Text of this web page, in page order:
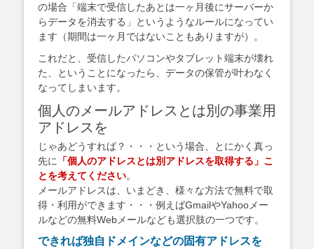
の場合「端末で受信したあとは一ヶ月後にサーバーか
らデータを消去する」というようなルールになってい
ます（期間は一ヶ月ではないこともありますが）。
これだと、受信したパソコンやタブレット端末が壊れ
た、ということになったら、データの保管が叶わなく
なってしまいます。
個人のメールアドレスとは別の事業用
アドレスを
じゃあどうすれば？・・・という場合、とにかく真っ
先に
「個人のアドレスとは別アドレスを取得する」こ
とを考えてください。
メールアドレスは、いまどき、様々な方法で無料で取
得・利用ができます・・・例えばGmailやYahooメー
ルなどの無料Webメールなども選択肢の一つです。
できれば独自ドメインなどの固有アドレスを